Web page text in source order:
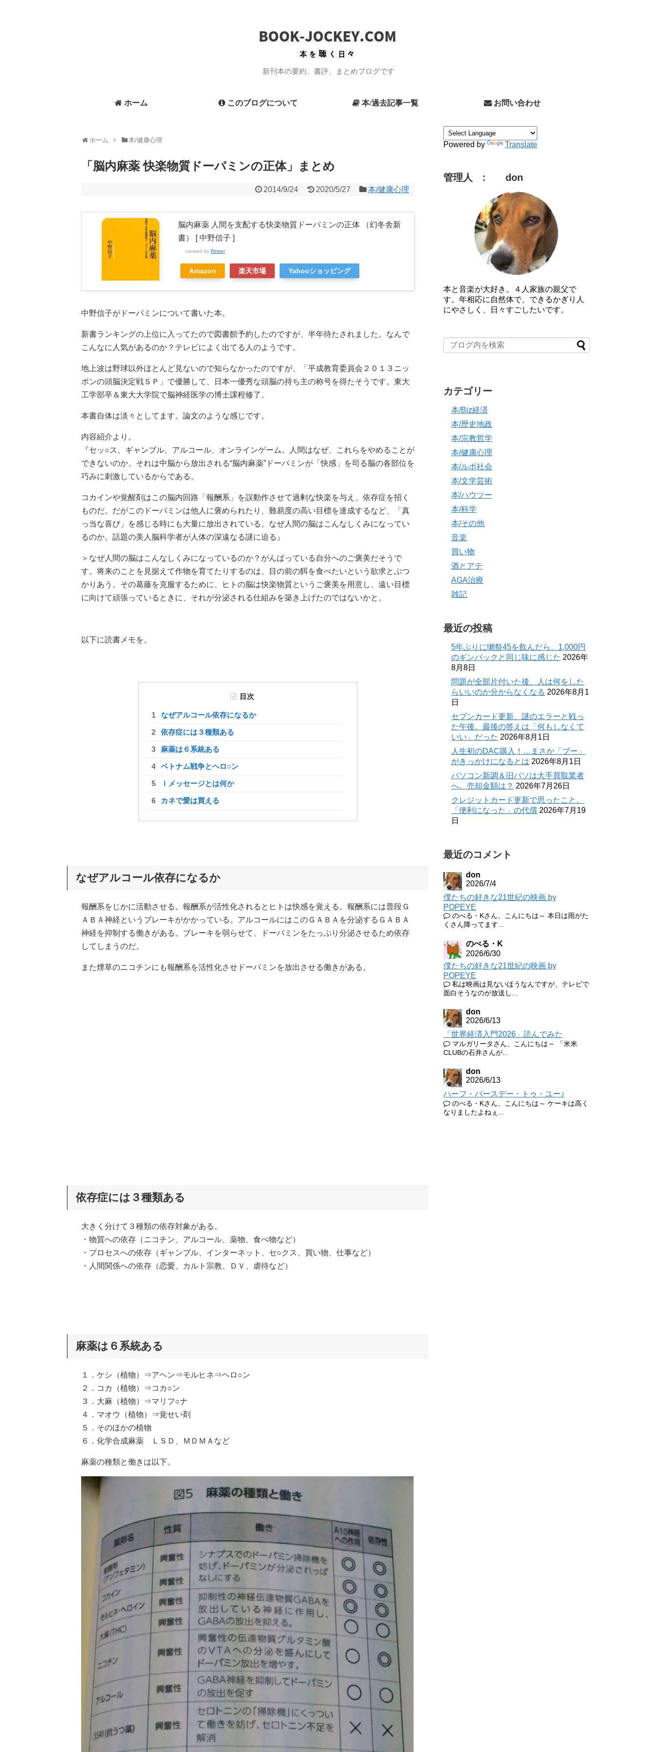
新刊本の要約、書評、まとめブログです
ホーム このブログについて 本/過去記事一覧 お問い合わせ
ホーム 本/健康心理
「脳内麻薬 快楽物質ドーパミンの正体」まとめ
2014/9/24 2020/5/27 本/健康心理
脳内麻薬 人間を支配する快楽物質ドーパミンの正体 （幻冬舎新
書） [ 中野信子 ]
created by Rinker
Amazon 楽天市場 Yahooショッピング
中野信子がドーパミンについて書いた本。
新書ランキングの上位に入ってたので図書館予約したのですが、半年待たされました。なんで
こんなに人気があるのか？テレビによく出てる人のようです。
地上波は野球以外ほとんど見ないので知らなかったのですが、「平成教育委員会２０１３ニッ
ポンの頭脳決定戦ＳＰ」で優勝して、日本一優秀な頭脳の持ち主の称号を得たそうです。東大
工学部卒＆東大大学院で脳神経医学の博士課程修了。
本書自体は淡々としてます。論文のような感じです。
内容紹介より。
『セッ○ス、ギャンブル、アルコール、オンラインゲーム。人間はなぜ、これらをやめることが
できないのか。それは中脳から放出される“脳内麻薬”ドーパミンが「快感」を司る脳の各部位を
巧みに刺激しているからである。
コカインや覚醒剤はこの脳内回路「報酬系」を誤動作させて過剰な快楽を与え、依存症を招く
ものだ。だがこのドーパミンは他人に褒められたり、難易度の高い目標を達成するなど、「真
っ当な喜び」を感じる時にも大量に放出されている。なぜ人間の脳はこんなしくみになってい
るのか。話題の美人脳科学者が人体の深遠なる謎に迫る』
＞なぜ人間の脳はこんなしくみになっているのか？がんばっている自分へのご褒美だそうで
す。将来のことを見据えて作物を育てたりするのは、目の前の餌を食べたいという欲求とぶつ
かりあう。その葛藤を克服するために、ヒトの脳は快楽物質というご褒美を用意し、遠い目標
に向けて頑張っているときに、それが分泌される仕組みを築き上げたのではないかと。
以下に読書メモを。
目次
なぜアルコール依存になるか
依存症には３種類ある
麻薬は６系統ある
ベトナム戦争とヘロ○ン
Ｉメッセージとは何か
カネで愛は買える
なぜアルコール依存になるか
報酬系をじかに活動させる。報酬系が活性化されるとヒトは快感を覚える。報酬系には普段Ｇ
ＡＢＡ神経というブレーキがかかっている。アルコールにはこのＧＡＢＡを分泌するＧＡＢＡ
神経を抑制する働きがある。ブレーキを弱らせて、ドーパミンをたっぷり分泌させるため依存
してしまうのだ。
また煙草のニコチンにも報酬系を活性化させドーパミンを放出させる働きがある。
依存症には３種類ある
大きく分けて３種類の依存対象がある。
・物質への依存（ニコチン、アルコール、薬物、食べ物など）
・プロセスへの依存（ギャンブル、インターネット、セ○クス、買い物、仕事など）
・人間関係への依存（恋愛、カルト宗教、ＤＶ、虐待など）
麻薬は６系統ある
１．ケシ（植物）⇒アヘン⇒モルヒネ⇒ヘロ○ン
２．コカ（植物）⇒コカ○ン
３．大麻（植物）⇒マリフ○ナ
４．マオウ（植物）⇒覚せい剤
５．そのほかの植物
６．化学合成麻薬 ＬＳＤ、ＭＤＭＡなど
麻薬の種類と働きは以下。
Powered by Translate
管理人 : don
本と音楽が大好き。４人家族の親父で
す。年相応に自然体で、できるかぎり人
にやさしく、日々すごしたいです。
カテゴリー
本/Biz経済
本/歴史地政
本/宗教哲学
本/健康心理
本/ルポ社会
本/文学芸術
本/ハウツー
本/科学
本/その他
音楽
買い物
酒とアテ
AGA治療
雑記
最近の投稿
5年ぶりに獺祭45を飲んだら、1,000円
のギンパックと同じ味に感じた 2026年
8月8日
問題が全部片付いた後、人は何をした
らいいのか分からなくなる 2026年8月1
日
セブンカード更新、謎のエラーと戦っ
た午後。最後の答えは「何もしなくて
いい」だった 2026年8月1日
人生初のDAC購入！…まさか「ブー」
がきっかけになるとは 2026年8月1日
パソコン新調＆旧パソは大手買取業者
へ。売却金額は？ 2026年7月26日
クレジットカード更新で思ったこと。
「便利になった」の代償 2026年7月19
日
最近のコメント
don
2026/7/4
僕たちの好きな21世紀の映画 by
POPEYE
のべる・Kさん、こんにちは～ 本日は雨がた
くさん降ってます...
のべる・K
2026/6/30
僕たちの好きな21世紀の映画 by
POPEYE
私は映画は見ないほうなんですが、テレビで
面白そうなのが放送し...
don
2026/6/13
「世界経済入門2026」読んでみた
マルガリータさん、こんにちは～ 「米米
CLUBの石井さんが...
don
2026/6/13
ハーフ・バースデー・トゥ・ユー♪
のべる・Kさん、こんにちは～ ケーキは高く
なりましたよねぇ...